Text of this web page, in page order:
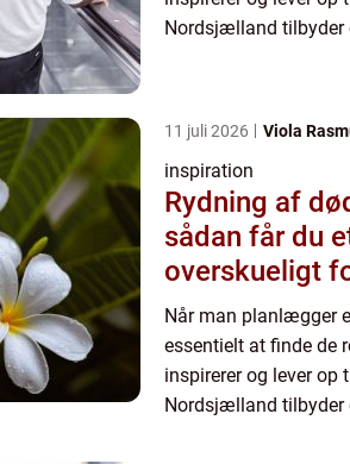
Nordsjælland tilbyder
11 juli 2026 Viola
inspiration
Rydning af
sådan får du
overskueligt
Når man planlægger
essentielt at finde de
inspirerer og lever op
Nordsjælland tilbyder